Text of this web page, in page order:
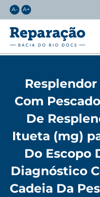
A- A+
Com
De
Itueta (mg)
Do Escopo
Diagnóstico
Cadeia Da